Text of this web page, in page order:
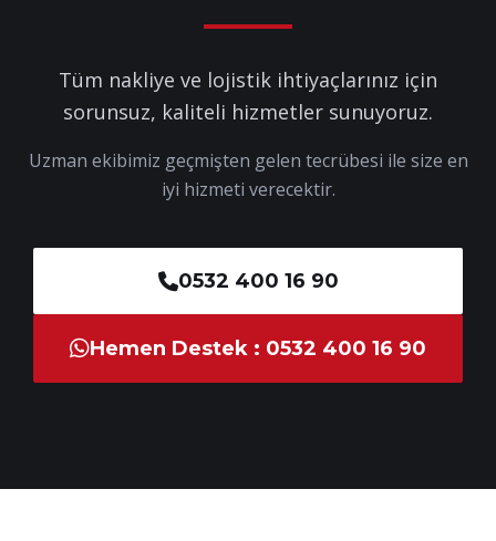
Tüm nakliye ve lojistik ihtiyaçlarınız için
sorunsuz, kaliteli hizmetler sunuyoruz.
Uzman ekibimiz geçmişten gelen tecrübesi ile size en
iyi hizmeti verecektir.
0532 400 16 90
Hemen Destek : 0532 400 16 90